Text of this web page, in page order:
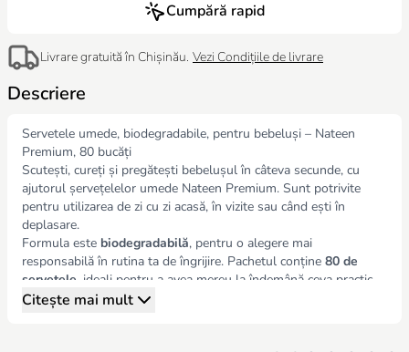
Cumpără rapid
Livrare gratuită în Chișinău. Vezi Condițiile de livrare
Descriere
Servetele umede, biodegradabile, pentru bebeluși – Nateen
Premium, 80 bucăți
Scutești, cureți și pregătești bebelușul în câteva secunde, cu
ajutorul șervețelelor umede Nateen Premium. Sunt potrivite
pentru utilizarea de zi cu zi acasă, în vizite sau când ești în
deplasare.
Formula este biodegradabilă, pentru o alegere mai
responsabilă în rutina ta de îngrijire. Pachetul conține 80 de
șervețele , ideali pentru a avea mereu la îndemână ceva practic.
De ce să alegi Nateen Premium
Citește mai mult